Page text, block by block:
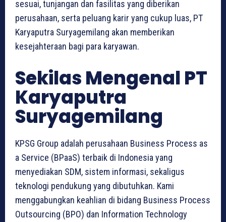
sesuai, tunjangan dan fasilitas yang diberikan
perusahaan, serta peluang karir yang cukup luas, PT
Karyaputra Suryagemilang akan memberikan
kesejahteraan bagi para karyawan.
Sekilas Mengenal PT
Karyaputra
Suryagemilang
KPSG Group adalah perusahaan Business Process as
a Service (BPaaS) terbaik di Indonesia yang
menyediakan SDM, sistem informasi, sekaligus
teknologi pendukung yang dibutuhkan. Kami
menggabungkan keahlian di bidang Business Process
Outsourcing (BPO) dan Information Technology